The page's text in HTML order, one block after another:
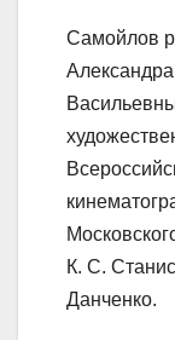
Самойлов
К. С.
Данченко.